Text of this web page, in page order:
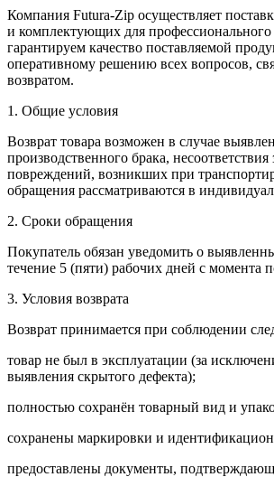
Компания Futura-Zip осуществляет
и комплектующих для
гарантируем качество поставляемой
оперативному решению всех вопросов,
возвратом.
1. Общие условия
Возврат товара возможен в случае
производственного брака, несоответствия
повреждений, возникших при
обращения рассматриваются в
2. Сроки обращения
Покупатель обязан уведомить о
течение 5 (пяти) рабочих дней с момента
3. Условия возврата
Возврат принимается при соблюдении
товар не был в эксплуатации (за
выявления скрытого дефекта);
полностью сохранён товарный вид и
сохранены маркировки и
предоставлены документы,